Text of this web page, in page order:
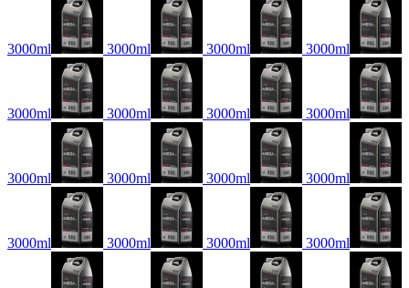
3000ml 3000ml 3000ml 3000ml
3000ml 3000ml 3000ml 3000ml
3000ml 3000ml 3000ml 3000ml
3000ml 3000ml 3000ml 3000ml